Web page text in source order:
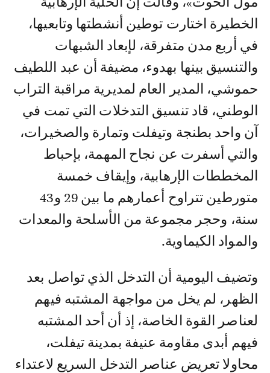
الخطيرة اختارت توطين أنشطتها وتابعيها،
في أربع مدن متفرقة، لإبعاد الشبهات
والتنسيق بينها بهدوء، مضيفة أن عبد اللطيف
حموشي، المدير العام لمديرية مراقبة التراب
الوطني، قاد تنسيق التدخلات التي تمت في
آن واحد بطنجة وتيفلت وتمارة والصخيرات،
والتي أسفرت عن نجاح المهمة، بإحباط
المخططات الإرهابية، وإيقاف خمسة
متورطين تتراوح أعمارهم ما بين 29 و43
سنة، وحجر مجموعة من الأسلحة والمعدات
والمواد الكيماوية.
وتضيف اليومية أن التدخل الذي تواصل بعد
الظهر، لم يخل من مواجهة المشتبه فيهم
لعناصر القوة الخاصة، إذ أن أحد المشتبه
فيهم أبدى مقاومة عنيفة بمدينة تيفلت،
محاولا تعريض عناصر التدخل السريع لاعتداء